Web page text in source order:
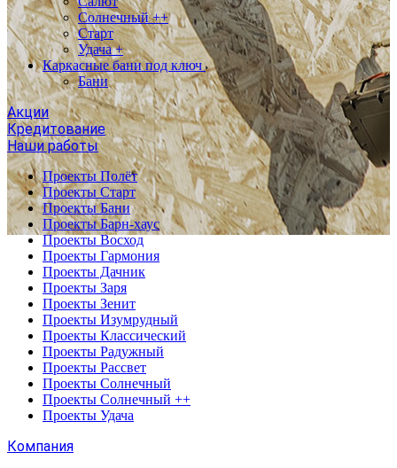
Солнечный ++
Старт
Удача +
Каркасные бани под ключ
Бани
Акции
Кредитование
Наши работы
Проекты Полёт
Проекты Старт
Проекты Бани
Проекты Барн-хаус
Проекты Восход
Проекты Гармония
Проекты Дачник
Проекты Заря
Проекты Зенит
Проекты Изумрудный
Проекты Классический
Проекты Радужный
Проекты Рассвет
Проекты Солнечный
Проекты Солнечный ++
Проекты Удача
Компания